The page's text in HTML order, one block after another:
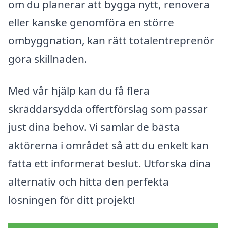
om du planerar att bygga nytt, renovera
eller kanske genomföra en större
ombyggnation, kan rätt totalentreprenör
göra skillnaden.
Med vår hjälp kan du få flera
skräddarsydda offertförslag som passar
just dina behov. Vi samlar de bästa
aktörerna i området så att du enkelt kan
fatta ett informerat beslut. Utforska dina
alternativ och hitta den perfekta
lösningen för ditt projekt!